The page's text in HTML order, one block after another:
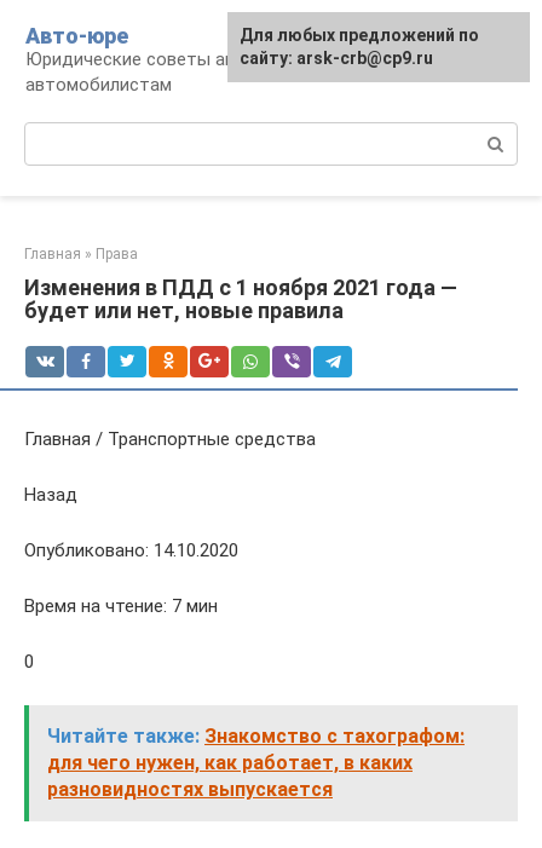
контенту
Авто-юре
Юридические советы автовладельцам и
автомобилистам
Главная » Права
Изменения в ПДД с 1 ноября 2021 года —
будет или нет, новые правила
Главная / Транспортные средства
Назад
Опубликовано: 14.10.2020
Время на чтение: 7 мин
0
Читайте также: Знакомство с тахографом:
для чего нужен, как работает, в каких
разновидностях выпускается
Для любых предложений по
сайту: arsk-crb@cp9.ru